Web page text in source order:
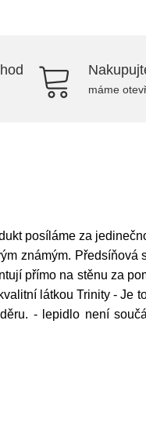
máme
posíláme za
známým. Předsíňová
přímo na stěnu za
látkou Trinity - Je
- lepidlo není